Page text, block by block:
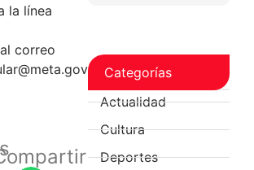
la línea
correo
Categorías
Actualidad
Cultura
Deportes